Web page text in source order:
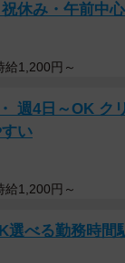
休み・午前中心
給1,200円～
週4日～OK ク
い
給1,200円～
べる勤務時間